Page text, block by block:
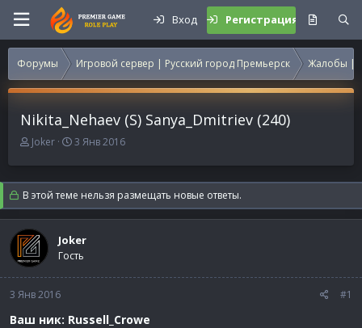
Вход Регистрация
Форумы Игровой сервер | Русский город Премьерск Жалобы |
Nikita_Nehaev (S) Sanya_Dmitriev (240)
А
т
о
р
т
е
м
ы
Joker
Д
т
а
н
а
а
л
3 Янв 2016
В этой теме нельзя размещать новые ответы.
Joker
Гость
3 Янв 2016 #1
Ваш ник: Russell_Crowe